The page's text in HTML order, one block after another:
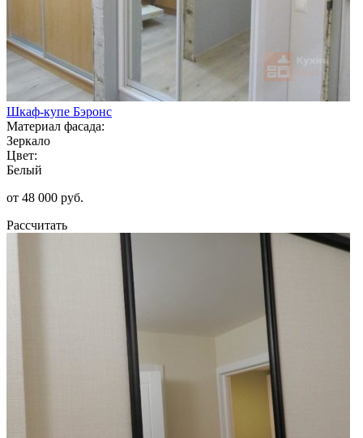
Шкаф-купе Бэронс
Материал фасада:
Зеркало
Цвет:
Белый
от 48 000 руб.
Рассчитать